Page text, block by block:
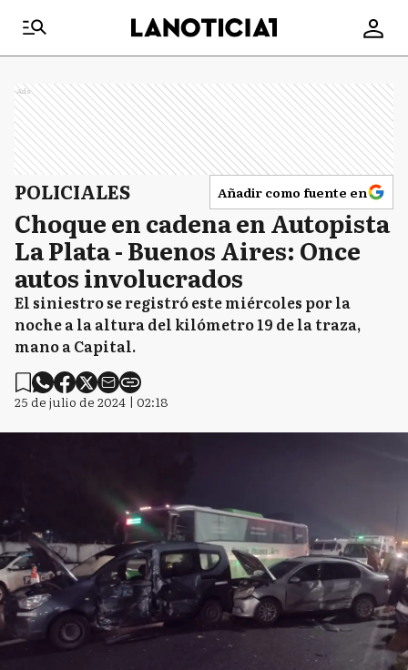
Ads
POLICIALES Añadir como fuente en
Choque en cadena en Autopista
La Plata - Buenos Aires: Once
autos involucrados
El siniestro se registró este miércoles por la
noche a la altura del kilómetro 19 de la traza,
mano a Capital.
25 de julio de 2024 | 02:18